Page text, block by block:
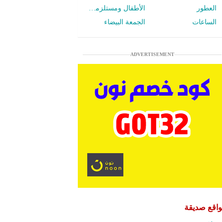
العطور
الأطفال ومستلزمات الرضع
الساعات
الجمعة البيضاء
ADVERTISEMENT
صديقة